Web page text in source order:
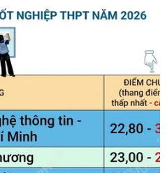
tình hữu